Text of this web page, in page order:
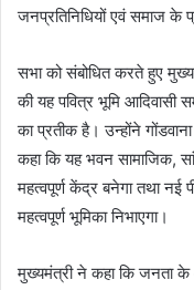
जनप्रतिनिधियों एवं समाज के
सभा को संबोधित करते हुए
की यह पवित्र भूमि आदिवासी
का प्रतीक है। उन्होंने
कहा कि यह भवन सामाजिक,
महत्वपूर्ण केंद्र बनेगा तथा
महत्वपूर्ण भूमिका निभाएगा।
मुख्यमंत्री ने कहा कि जनता के